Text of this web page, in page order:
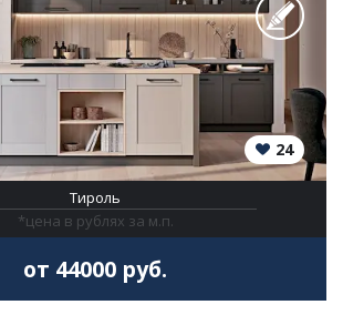
24
Тироль
*цена в рублях за м.п.
от 44000 руб.